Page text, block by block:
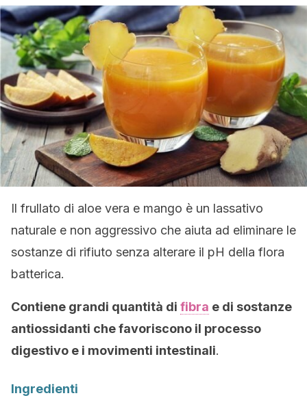
Il frullato di aloe vera e mango è un lassativo
naturale e non aggressivo che aiuta ad eliminare le
sostanze di rifiuto senza alterare il pH della flora
batterica.
Contiene grandi quantità di fibra e di sostanze
antiossidanti che favoriscono il processo
digestivo e i movimenti intestinali.
Ingredienti